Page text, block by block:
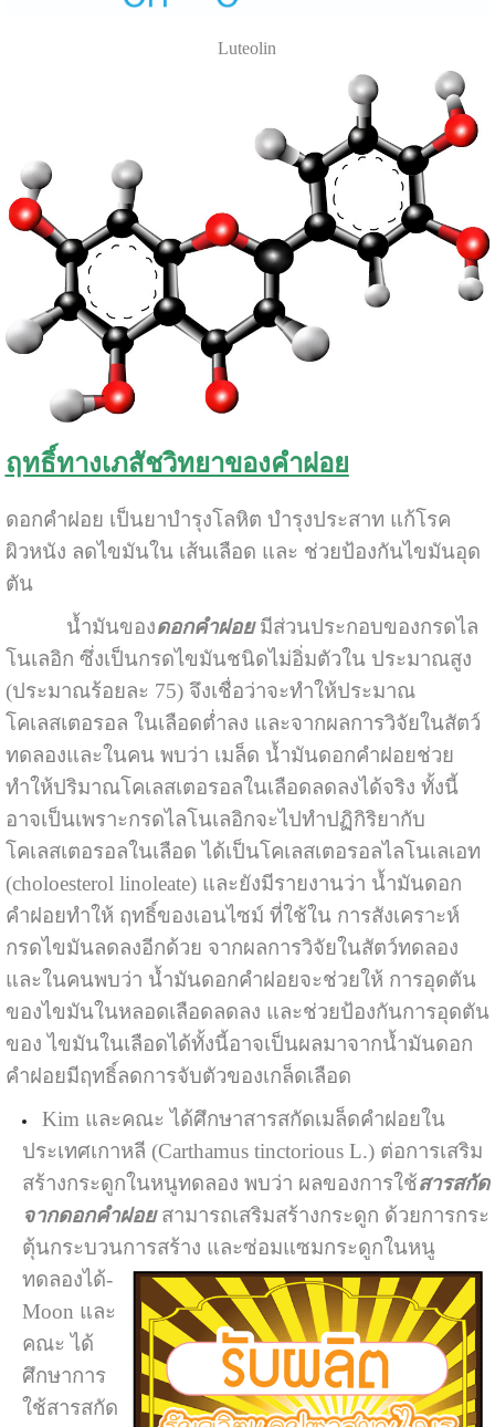
Luteolin
ฤทธิ์ทางเภสัชวิทยาของคำฝอย
ดอกคำฝอย เป็นยาบำรุงโลหิต บำรุงประสาท แก้โรค
ผิวหนัง ลดไขมันใน เส้นเลือด และ ช่วยป้องกันไขมันอุด
ตัน
น้ำมันของดอกคําฝอยมีส่วนประกอบของกรดไล
โนเลอิก ซึ่งเป็นกรดไขมันชนิดไม่อิ่มตัวใน ประมาณสูง
(ประมาณร้อยละ 75) จึงเชื่อว่าจะทำให้ประมาณ
โคเลสเตอรอล ในเลือดต่ำลง และจากผลการวิจัยในสัตว์
ทดลองและในคน พบว่า เมล็ด น้ำมันดอกคำฝอยช่วย
ทำให้ปริมาณโคเลสเตอรอลในเลือดลดลงได้จริง ทั้งนี้
อาจเป็นเพราะกรดไลโนเลอิกจะไปทำปฏิกิริยากับ
โคเลสเตอรอลในเลือด ได้เป็นโคเลสเตอรอลไลโนเลเอท
(choloesterol linoleate) และยังมีรายงานว่า น้ำมันดอก
คำฝอยทำให้ ฤทธิ์ของเอนไซม์ ที่ใช้ใน การสังเคราะห์
กรดไขมันลดลงอีกด้วย จากผลการวิจัยในสัตว์ทดลอง
และในคนพบว่า น้ำมันดอกคำฝอยจะช่วยให้ การอุดตัน
ของไขมันในหลอดเลือดลดลง และช่วยป้องกันการอุดตัน
ของ ไขมันในเลือดได้ทั้งนี้อาจเป็นผลมาจากน้ำมันดอก
คำฝอยมีฤทธิ์ลดการจับตัวของเกล็ดเลือด
Kim และคณะ ได้ศึกษาสารสกัดเมล็ดคำฝอยใน
ประเทศเกาหลี (Carthamus tinctorious L.) ต่อการเสริม
สร้างกระดูกในหนูทดลอง พบว่า ผลของการใช้สารสกัด
จากดอกคำฝอยสามารถเสริมสร้างกระดูก ด้วยการกระ
ตุ้นกระบวนการสร้าง และซ่อมแซมกระดูกในหนู
ทดลองได้-
Moon และ
คณะ ได้
ศึกษาการ
ใช้สารสกัด